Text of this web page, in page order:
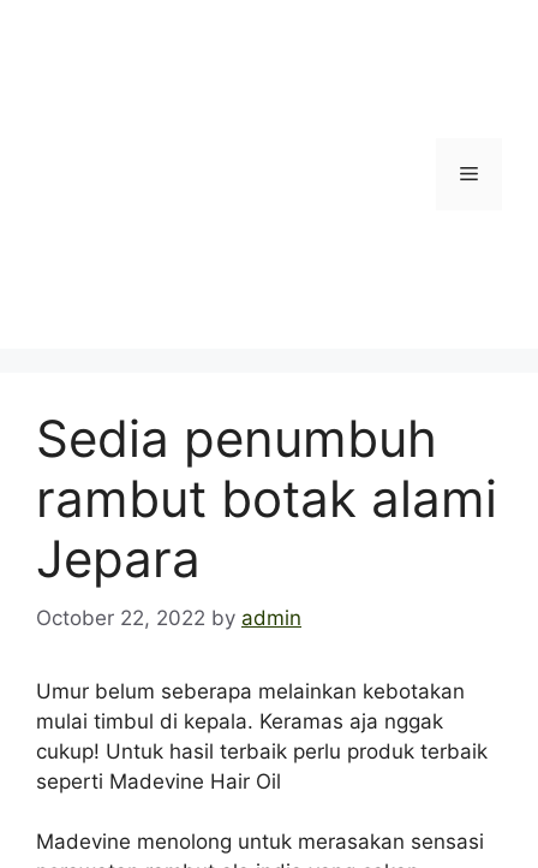
Menu
Sedia penumbuh
rambut botak alami
Jepara
October 22, 2022 by admin
Umur belum seberapa melainkan kebotakan
mulai timbul di kepala. Keramas aja nggak
cukup! Untuk hasil terbaik perlu produk terbaik
seperti Madevine Hair Oil
Madevine menolong untuk merasakan sensasi